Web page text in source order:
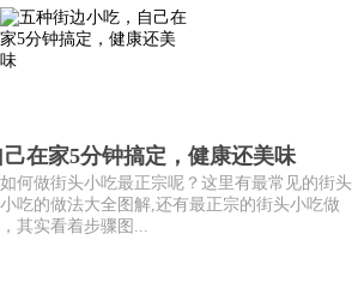
在家5分钟搞定，健康还美味
何做街头小吃最正宗呢？这里有最常见的街头
吃的做法大全图解,还有最正宗的街头小吃做
其实看着步骤图...